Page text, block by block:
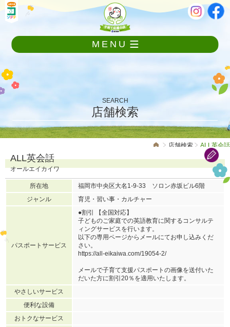
ニ
し
て
本
MENU
SEARCH
店舗検索
店舗検索 ALL英会話
ALL英会話
オールエイカイワ
所在地
福岡市中央区大名1-9-33 ソロン赤坂ビル6階
ジャンル
育児・習い事・カルチャー
パスポートサービス
●割引 【全国対応】
子どものご家庭での英語教育に関するコンサルテ
ィングサービスを行います。
以下の専用ページからメールにてお申し込みくだ
さい。
https://all-eikaiwa.com/19054-2/
メールで子育て支援パスポートの画像を送付いた
だいた方に割引20％を適用いたします。
やさしいサービス
便利な設備
おトクなサービス